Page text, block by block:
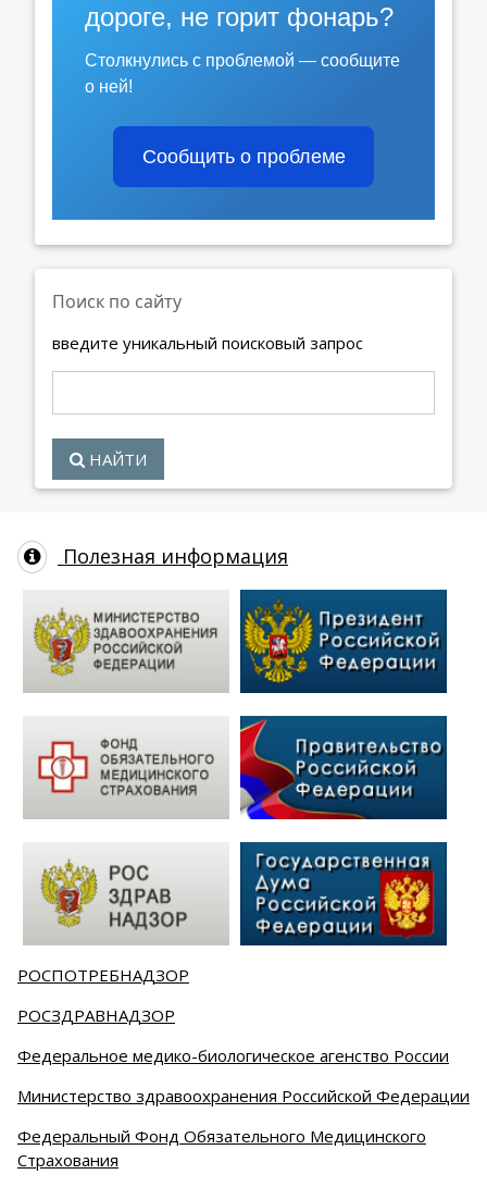
дороге, не горит фонарь?
Столкнулись с проблемой — сообщите
о ней!
Сообщить о проблеме
Поиск по сайту
введите уникальный поисковый запрос
НАЙТИ
Полезная информация
РОСПОТРЕБНАДЗОР
РОСЗДРАВНАДЗОР
Федеральное медико-биологическое агенство России
Министерство здравоохранения Российской Федерации
Федеральный Фонд Обязательного Медицинского
Страхования